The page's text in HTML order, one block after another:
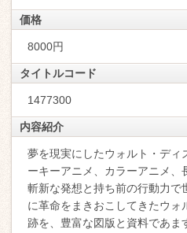
価格
8000円
タイトルコード
1477300
内容紹介
夢を現実にしたウォルト・ディ
ーキーアニメ、カラーアニメ、
斬新な発想と持ち前の行動力で
に革命をまきおこしてきたウォ
跡を、豊富な図版と資料であ